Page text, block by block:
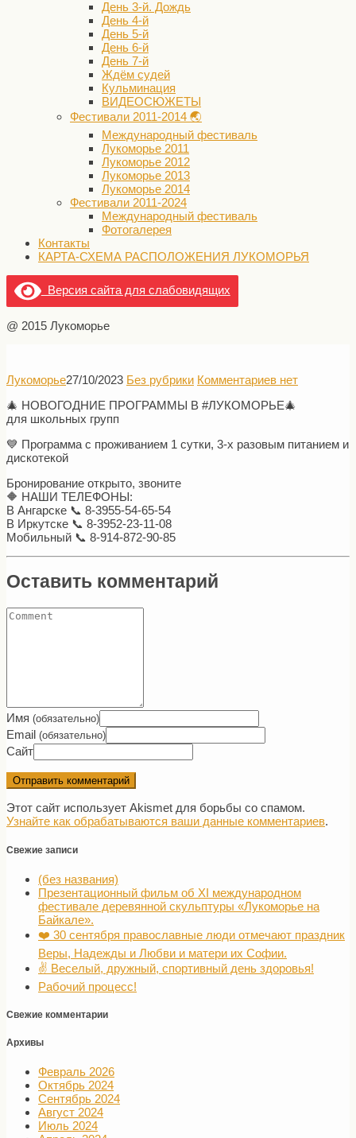
День 3-й. Дождь
День 4-й
День 5-й
День 6-й
День 7-й
Ждём судей
Кульминация
ВИДЕОСЮЖЕТЫ
Фестивали 2011-2014 🌏
Международный фестиваль
Лукоморье 2011
Лукоморье 2012
Лукоморье 2013
Лукоморье 2014
Фестивали 2011-2024
Международный фестиваль
Фотогалерея
Контакты
КАРТА-СХЕМА РАСПОЛОЖЕНИЯ ЛУКОМОРЬЯ
Версия сайта для слабовидящих
@ 2015 Лукоморье
Лукоморье27/10/2023 Без рубрики Комментариев нет
🎄 НОВОГОДНИЕ ПРОГРАММЫ В #ЛУКОМОРЬЕ🎄
для школьных групп
💙 Программа с проживанием 1 сутки, 3-х разовым питанием и
дискотекой
Бронирование открыто, звоните
🔶 НАШИ ТЕЛЕФОНЫ:
В Ангарске 📞 8-3955-54-65-54
В Иркутске 📞 8-3952-23-11-08
Мобильный 📞 8-914-872-90-85
Оставить комментарий
Имя (обязательно)
Email (обязательно)
Сайт
Этот сайт использует Akismet для борьбы со спамом.
Узнайте как обрабатываются ваши данные комментариев.
Свежие записи
(без названия)
Презентационный фильм об XI международном
фестивале деревянной скульптуры «Лукоморье на
Байкале».
❤️ 30 сентября православные люди отмечают праздник
Веры, Надежды и Любви и матери их Софии.
✌️ Веселый, дружный, спортивный день здоровья!
Рабочий процесс!
Свежие комментарии
Архивы
Февраль 2026
Октябрь 2024
Сентябрь 2024
Август 2024
Июль 2024